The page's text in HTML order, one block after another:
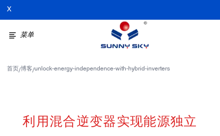
X
菜单
首页/博客/unlock-energy-independence-with-hybrid-inverters
利用混合逆变器实现能源独立